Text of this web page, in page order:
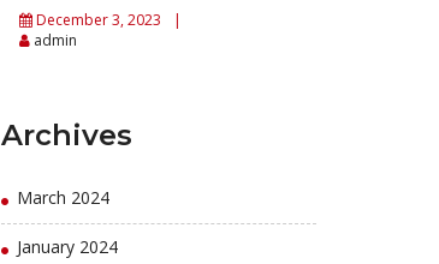
December 3, 2023
admin
Archives
March 2024
January 2024